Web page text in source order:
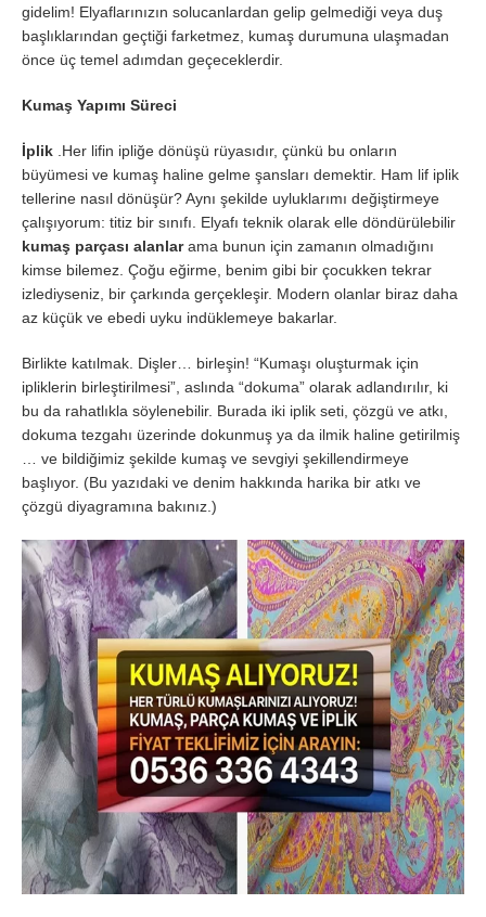
gidelim! Elyaflarınızın solucanlardan gelip gelmediği veya duş
başlıklarından geçtiği farketmez, kumaş durumuna ulaşmadan
önce üç temel adımdan geçeceklerdir.
Kumaş Yapımı Süreci
İplik .Her lifin ipliğe dönüşü rüyasıdır, çünkü bu onların
büyümesi ve kumaş haline gelme şansları demektir. Ham lif iplik
tellerine nasıl dönüşür? Aynı şekilde uyluklarımı değiştirmeye
çalışıyorum: titiz bir sınıfı. Elyafı teknik olarak elle döndürülebilir
kumaş parçası alanlarama bunun için zamanın olmadığını
kimse bilemez. Çoğu eğirme, benim gibi bir çocukken tekrar
izlediyseniz, bir çarkında gerçekleşir. Modern olanlar biraz daha
az küçük ve ebedi uyku indüklemeye bakarlar.
Birlikte katılmak. Dişler… birleşin! “Kumaşı oluşturmak için
ipliklerin birleştirilmesi”, aslında “dokuma” olarak adlandırılır, ki
bu da rahatlıkla söylenebilir. Burada iki iplik seti, çözgü ve atkı,
dokuma tezgahı üzerinde dokunmuş ya da ilmik haline getirilmiş
… ve bildiğimiz şekilde kumaş ve sevgiyi şekillendirmeye
başlıyor. (Bu yazıdaki ve denim hakkında harika bir atkı ve
çözgü diyagramına bakınız.)